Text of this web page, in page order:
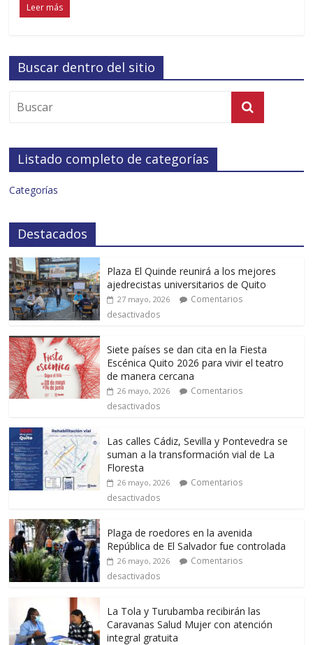
Leer más
Buscar dentro del sitio
Listado completo de categorías
Categorías
Destacados
Plaza El Quinde reunirá a los mejores
ajedrecistas universitarios de Quito
27 mayo, 2026
Comentarios
desactivados
Siete países se dan cita en la Fiesta
Escénica Quito 2026 para vivir el teatro
de manera cercana
26 mayo, 2026
Comentarios
desactivados
Las calles Cádiz, Sevilla y Pontevedra se
suman a la transformación vial de La
Floresta
26 mayo, 2026
Comentarios
desactivados
Plaga de roedores en la avenida
República de El Salvador fue controlada
26 mayo, 2026
Comentarios
desactivados
La Tola y Turubamba recibirán las
Caravanas Salud Mujer con atención
integral gratuita